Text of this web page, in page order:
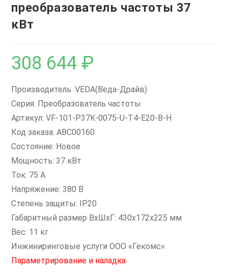
преобразователь частоты 37
кВт
308 644 ₽
Производитель: VEDA(Веда-Драйв)
Серия: Преобразователь частоты
Артикул: VF-101-P37K-0075-U-T4-E20-B-H
Код заказа: ABC00160
Состояние: Новое
Мощность: 37 кВт
Ток: 75 А
Напряжение: 380 В
Степень защиты: IP20
Габаритный размер ВхШхГ: 430х172х225 мм
Вес: 11 кг
Инжиниринговые услуги ООО «Гекомс»:
Параметрирование и наладка